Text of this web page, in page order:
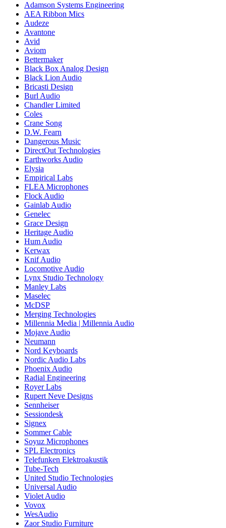
Adamson Systems Engineering
AEA Ribbon Mics
Audeze
Avantone
Avid
Aviom
Bettermaker
Black Box Analog Design
Black Lion Audio
Bricasti Design
Burl Audio
Chandler Limited
Coles
Crane Song
D.W. Fearn
Dangerous Music
DirectOut Technologies
Earthworks Audio
Elysia
Empirical Labs
FLEA Microphones
Flock Audio
Gainlab Audio
Genelec
Grace Design
Heritage Audio
Hum Audio
Kerwax
Knif Audio
Locomotive Audio
Lynx Studio Technology
Manley Labs
Maselec
McDSP
Merging Technologies
Millennia Media | Millennia Audio
Mojave Audio
Neumann
Nord Keyboards
Nordic Audio Labs
Phoenix Audio
Radial Engineering
Royer Labs
Rupert Neve Designs
Sennheiser
Sessiondesk
Signex
Sommer Cable
Soyuz Microphones
SPL Electronics
Telefunken Elektroakustik
Tube-Tech
United Studio Technologies
Universal Audio
Violet Audio
Vovox
WesAudio
Zaor Studio Furniture